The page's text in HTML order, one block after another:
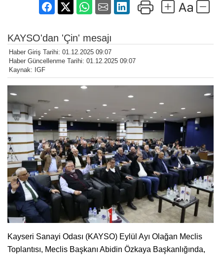
KAYSO'dan 'Çin' mesajı
Haber Giriş Tarihi: 01.12.2025 09:07
Haber Güncellenme Tarihi: 01.12.2025 09:07
Kaynak: IGF
Kayseri Sanayi Odası (KAYSO) Eylül Ayı Olağan Meclis
Toplantısı, Meclis Başkanı Abidin Özkaya Başkanlığında,